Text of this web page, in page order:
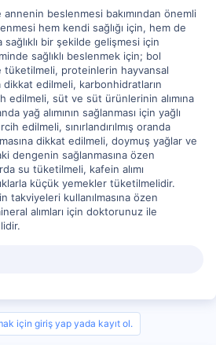
beslenmesi bakımından önemli
hem kendi sağlığı için, hem de
bir şekilde gelişmesi için
sağlıklı beslenmek için; bol
tüketilmeli, proteinlerin hayvansal
dikkat edilmeli, karbonhidratların
edilmeli, süt ve süt ürünlerinin alımına
yağ alımının sağlanması için yağlı
edilmeli, sınırlandırılmış oranda
dikkat edilmeli, doymuş yağlar ve
dengenin sağlanmasına özen
su tüketilmeli, kafein alımı
küçük yemekler tüketilmelidir.
takviyeleri kullanılmasına özen
alımları için doktorunuz ile
için giriş yap yada kayıt ol.